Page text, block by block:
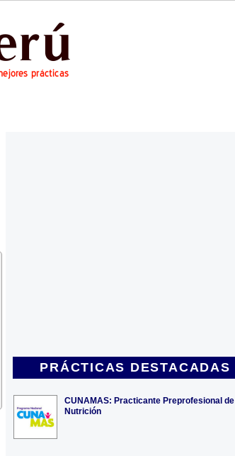
PRÁCTICAS DESTACADAS
CUNAMAS: Practicante Preprofesional de
Nutrición